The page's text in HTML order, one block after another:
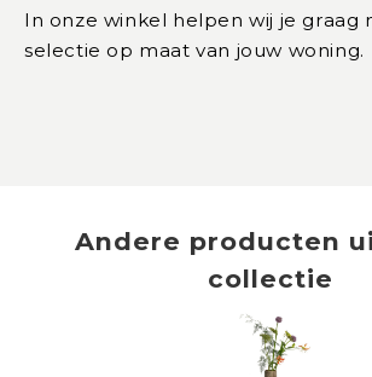
In onze winkel helpen wij je graag
selectie op maat van jouw woning.
Andere producten
collectie